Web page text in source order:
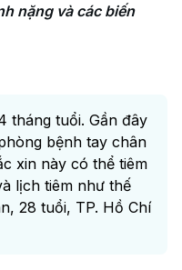
nặng và các biến
tháng tuổi. Gần đây
bệnh tay chân
xin này có thể tiêm
lịch tiêm như thế
28 tuổi, TP. Hồ Chí